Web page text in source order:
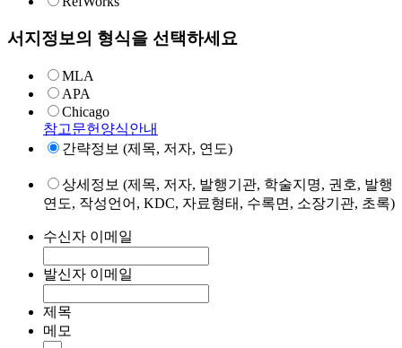
서지정보의 형식을 선택하세요
MLA
APA
Chicago
참고문헌양식안내
간략정보 (제목, 저자, 연도)
상세정보 (제목, 저자, 발행기관, 학술지명, 권호, 발행
연도, 작성언어, KDC, 자료형태, 수록면, 소장기관, 초록)
수신자 이메일
발신자 이메일
제목
메모